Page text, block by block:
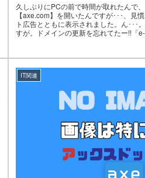
久しぶりにPCの前で時間が取れたんで
【axe.com】を開いたんですが･･･、見
ト広告とともに表示されました。ん･･･
すが。ドメインの更新を忘れてたー!!「
IT関連